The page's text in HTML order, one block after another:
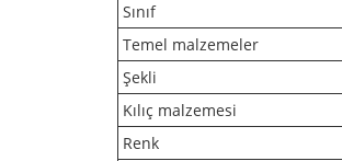
Sınıf
Temel malzemeler
Şekli
Kılıç malzemesi
Renk